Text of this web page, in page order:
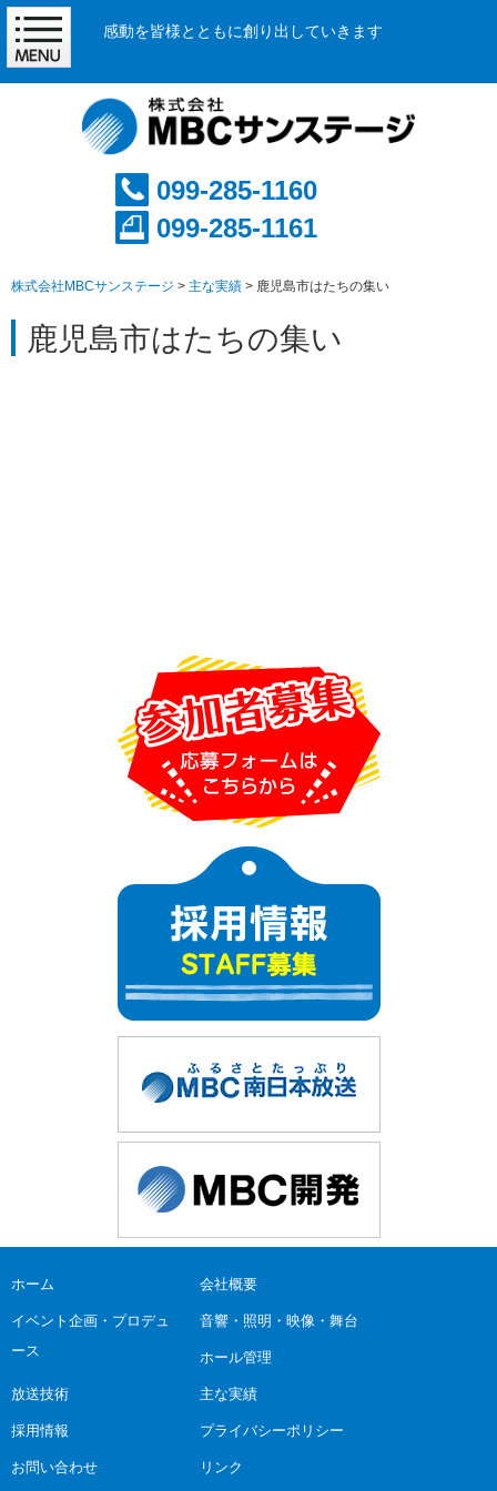
感動を皆様とともに創り出していきます
099-285-1160
099-285-1161
株式会社MBCサンステージ > 主な実績 > 鹿児島市はたちの集い
鹿児島市はたちの集い
ホーム 会社概要
イベント企画・プロデュ
ース
音響・照明・映像・舞台
ホール管理
放送技術 主な実績
採用情報 プライバシーポリシー
お問い合わせ リンク